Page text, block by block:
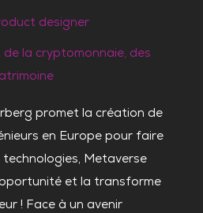
designer
la cryptomonnaie, des
promet la création de
en Europe pour faire
technologies, Metaverse
et la transforme
! Face à un avenir